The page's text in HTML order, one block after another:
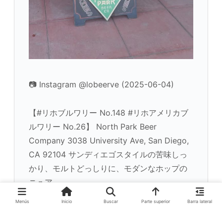
📷 Instagram @lobeerve (2025-06-04)
【#リホブルワリー No.148 #リホアメリカブ
ルワリー No.26】 North Park Beer
Company 3038 University Ave, San Diego,
CA 92104 サンディエゴスタイルの苦味しっ
かり、モルトどっしりに、モダンなホップの
ニュア…
Menús Inicio Buscar Parte superior Barra lateral